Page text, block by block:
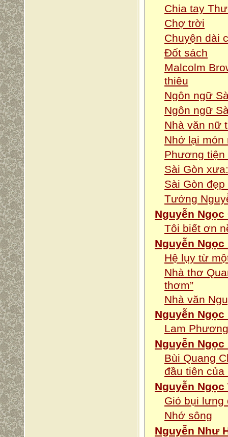
Chia tay
Chợ trời
Chuyện dài
Đốt sách
Malcolm
thiêu
Ngôn ngữ
Ngôn ngữ
Nhà văn nữ
Nhớ lại món
Phương
Sài Gòn
Sài Gòn
Tướng
Nguyễn Ngọc
Tôi biết ơn
Nguyễn Ngọc
Hệ lụy từ
Nhà thơ
thơm”
Nhà văn
Nguyễn Ngọc
Lam
Nguyễn Ngọc
Bùi Quang
đầu tiên của
Nguyễn Ngọc
Gió bụi lưng
Nhớ sông
Nguyễn Như